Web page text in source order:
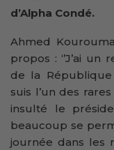
d’Alpha Condé.
Ahmed
propos : ‘’J’ai
de la
suis l’un des
insulté le
beaucoup se
journée dans les